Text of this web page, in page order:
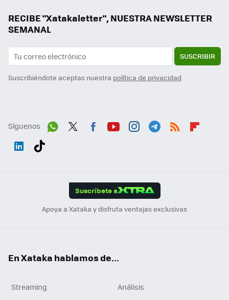
RECIBE "Xatakaletter", NUESTRA NEWSLETTER
SEMANAL
SUSCRIBIR
Suscribiéndote aceptas nuestra política de privacidad
Síguenos
Suscríbete a
Apoya a Xataka y disfruta ventajas exclusivas
En Xataka hablamos de...
Streaming
Análisis